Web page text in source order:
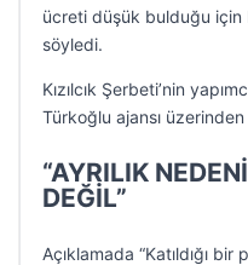
ücreti düşük bulduğu için
söyledi.
Kızılcık Şerbeti’nin
Türkoğlu ajansı
“AYRILIK
DEĞİL”
Açıklamada “Katıldığı